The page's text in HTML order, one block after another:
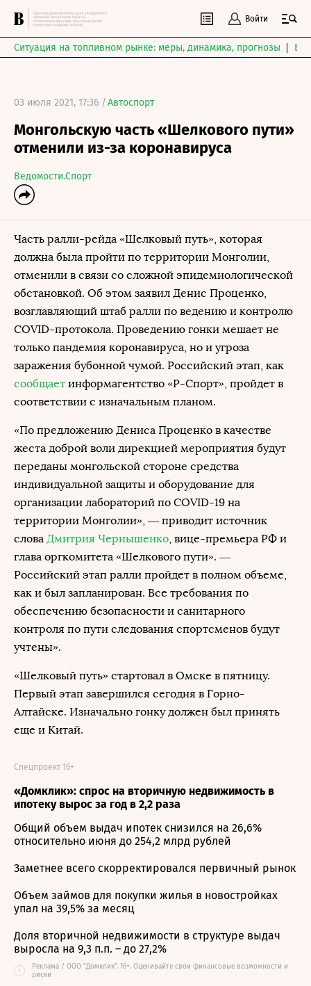
Войти
Ситуация на топливном рынке: меры, динамика, прогнозы
03 июля 2021, 17:36 /Автоспорт
Монгольскую часть «Шелкового пути»
отменили из-за коронавируса
Ведомости.Спорт
Часть ралли-рейда «Шелковый путь», которая
должна была пройти по территории Монголии,
отменили в связи со сложной эпидемиологической
обстановкой. Об этом заявил Денис Проценко,
возглавляющий штаб ралли по ведению и контролю
COVID-протокола. Проведению гонки мешает не
только пандемия коронавируса, но и угроза
заражения бубонной чумой. Российский этап, как
сообщает информагентство «Р-Спорт», пройдет в
соответствии с изначальным планом.
«По предложению Дениса Проценко в качестве
жеста доброй воли дирекцией мероприятия будут
переданы монгольской стороне средства
индивидуальной защиты и оборудование для
организации лабораторий по COVID-19 на
территории Монголии», — приводит источник
слова Дмитрия Чернышенко, вице-премьера РФ и
глава оргкомитета «Шелкового пути». —
Российский этап ралли пройдет в полном объеме,
как и был запланирован. Все требования по
обеспечению безопасности и санитарного
контроля по пути следования спортсменов будут
учтены».
«Шелковый путь» стартовал в Омске в пятницу.
Первый этап завершился сегодня в Горно-
Алтайске. Изначально гонку должен был принять
еще и Китай.
«Домклик»: спрос на вторичную недвижимость в
ипотеку вырос за год в 2,2 раза
Спецпроект 16+
Общий объем выдач ипотек снизился на 26,6%
относительно июня до 254,2 млрд рублей
Заметнее всего скорректировался первичный рынок
Объем займов для покупки жилья в новостройках
упал на 39,5% за месяц
Доля вторичной недвижимости в структуре выдач
выросла на 9,3 п.п. – до 27,2%
i
Реклама / ООО "Домклик". 16+. Оценивайте свои финансовые возможности и
риски